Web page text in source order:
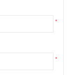
*
*